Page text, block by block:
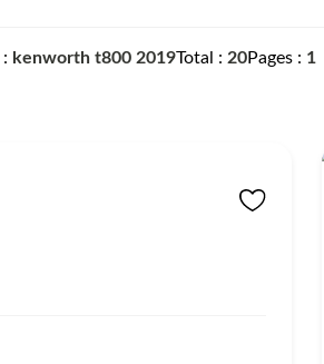
kenworth t800 2019Total 20Pages 1